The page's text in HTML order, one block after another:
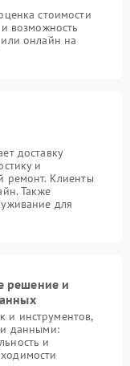
стоимости
возможность
онлайн на
доставку
и
ремонт. Клиенты
Также
для
решение и
и инструментов,
данными:
и